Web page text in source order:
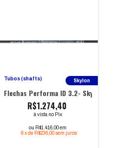
Tubos (shafts) Skylon
Flechas Performa ID 3.2- Skylon
R$1.274,40
à vista no Pix
ou R$1.416,00 em
6 xde R$236,00 sem juros